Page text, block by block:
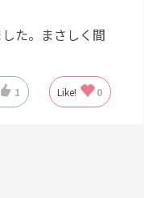
た。まさしく間
1 Like! 0